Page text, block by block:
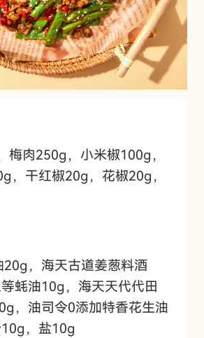
梅肉250g，小米椒100g，
，干红椒20g，花椒20g，
20g，海天古道姜葱料酒
蚝油10g，海天天代代田
，油司令0添加特香花生油
，盐10g